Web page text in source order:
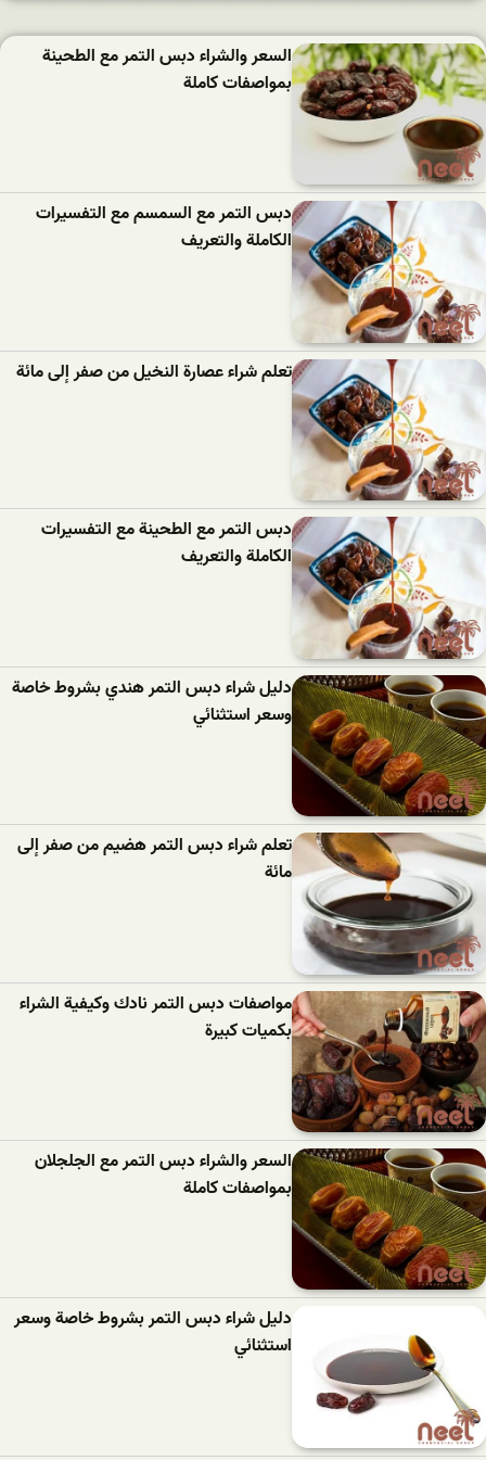
السعر والشراء دبس التمر مع الطحينة
بمواصفات كاملة
دبس التمر مع السمسم مع التفسيرات
الكاملة والتعريف
تعلم شراء عصارة النخيل من صفر إلى مائة
دبس التمر مع الطحينة مع التفسيرات
الكاملة والتعريف
دليل شراء دبس التمر هندي بشروط خاصة
وسعر استثنائي
تعلم شراء دبس التمر هضيم من صفر إلى
مائة
مواصفات دبس التمر نادك وكيفية الشراء
بكميات كبيرة
السعر والشراء دبس التمر مع الجلجلان
بمواصفات كاملة
دليل شراء دبس التمر بشروط خاصة وسعر
استثنائي